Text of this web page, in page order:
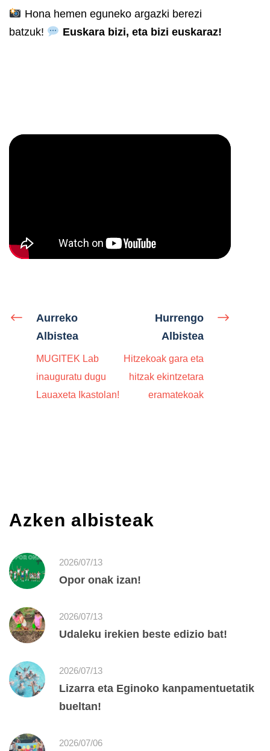
Hona hemen eguneko argazki berezi
batzuk!
Euskara bizi, eta bizi euskaraz!
Aurreko
Albistea
MUGITEK Lab
inauguratu dugu
Lauaxeta Ikastolan!
Hurrengo
Albistea
Hitzekoak gara eta
hitzak ekintzetara
eramatekoak
Azken albisteak
2026/07/13
Opor onak izan!
2026/07/13
Udaleku irekien beste edizio bat!
2026/07/13
Lizarra eta Eginoko kanpamentuetatik
bueltan!
2026/07/06